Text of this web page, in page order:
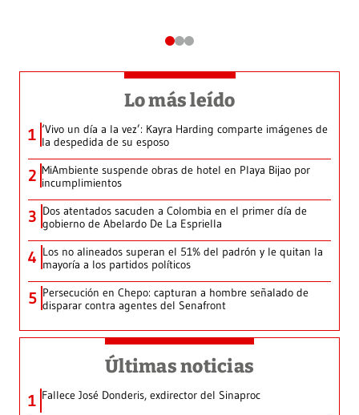
Lo más leído
1 ‘Vivo un día a la vez’: Kayra Harding comparte imágenes de
la despedida de su esposo
2 MiAmbiente suspende obras de hotel en Playa Bijao por
incumplimientos
3 Dos atentados sacuden a Colombia en el primer día de
gobierno de Abelardo De La Espriella
4 Los no alineados superan el 51% del padrón y le quitan la
mayoría a los partidos políticos
5 Persecución en Chepo: capturan a hombre señalado de
disparar contra agentes del Senafront
Últimas noticias
1 Fallece José Donderis, exdirector del Sinaproc